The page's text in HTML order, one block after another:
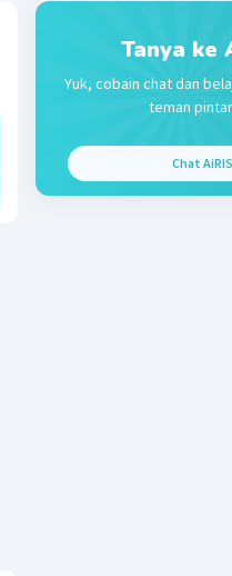
Tanya ke
Yuk, cobain chat dan
teman
Chat AiRIS